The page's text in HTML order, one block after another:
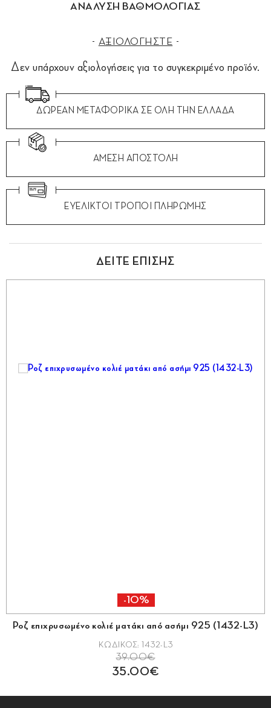
ΑΝΑΛΥΣΗ ΒΑΘΜΟΛΟΓΙΑΣ
ΑΞΙΟΛΟΓΗΣΤΕ
Δεν υπάρχουν αξιολογήσεις για το συγκεκριμένο προϊόν.
ΔΩΡΕΑΝ ΜΕΤΑΦΟΡΙΚΑ ΣΕ ΟΛΗ ΤΗΝ ΕΛΛΑΔΑ
ΑΜΕΣΗ ΑΠΟΣΤΟΛΗ
ΕΥΕΛΙΚΤΟΙ ΤΡΟΠΟΙ ΠΛΗΡΩΜΗΣ
ΔΕΙΤΕ ΕΠΙΣΗΣ
-10%
Ροζ επιχρυσωμένο κολιέ ματάκι από ασήμι 925 (1432-L3)
ΚΩΔΙΚΟΣ: 1432-L3
39.00€
35.00€